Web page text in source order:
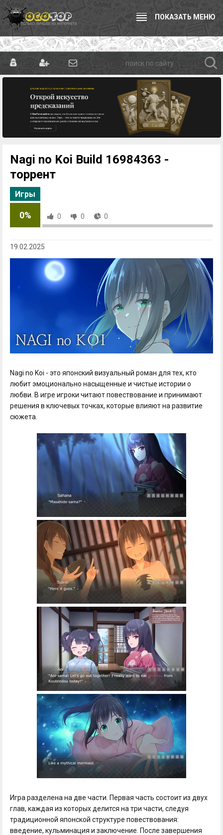
ПОКАЗАТЬ МЕНЮ
Nagi no Koi Build 16984363 -
торрент
Игры
0% 0 0 0
19.02.2025
Nagi no Koi - это японский визуальный роман для тех, кто
любит эмоционально насыщенные и чистые истории о
любви. В игре игроки читают повествование и принимают
решения в ключевых точках, которые влияют на развитие
сюжета.
Игра разделена на две части. Первая часть состоит из двух
глав, каждая из которых делится на три части, следуя
традиционной японской структуре повествования:
введение, кульминация и заключение. После завершения